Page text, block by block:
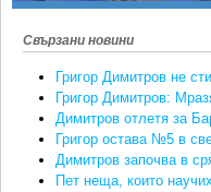
РАКЕТНИ
Свързани новини
Григор Димитров не
Григор Димитров:
Димитров отлетя за
Григор остава №5 в
Димитров започва в
Пет неща, които